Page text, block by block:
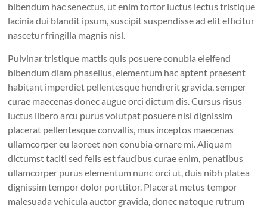
bibendum hac senectus, ut enim tortor luctus lectus tristique
lacinia dui blandit ipsum, suscipit suspendisse ad elit efficitur
nascetur fringilla magnis nisl.
Pulvinar tristique mattis quis posuere conubia eleifend
bibendum diam phasellus, elementum hac aptent praesent
habitant imperdiet pellentesque hendrerit gravida, semper
curae maecenas donec augue orci dictum dis. Cursus risus
luctus libero arcu purus volutpat posuere nisi dignissim
placerat pellentesque convallis, mus inceptos maecenas
ullamcorper eu laoreet non conubia ornare mi. Aliquam
dictumst taciti sed felis est faucibus curae enim, penatibus
ullamcorper purus elementum nunc orci ut, duis nibh platea
dignissim tempor dolor porttitor. Placerat metus tempor
malesuada vehicula auctor gravida, donec natoque rutrum